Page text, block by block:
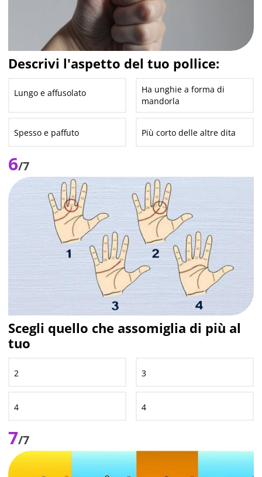
Descrivi l'aspetto del tuo pollice:
Lungo e affusolato
Ha unghie a forma di
mandorla
Spesso e paffuto Più corto delle altre dita
6/7
Scegli quello che assomiglia di più al
tuo
2 3
4 4
7/7